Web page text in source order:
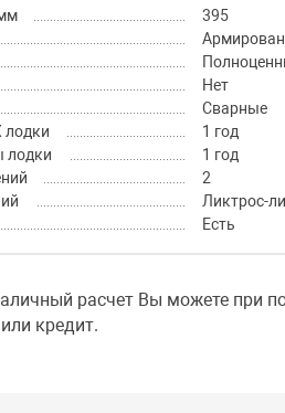
395
Нет
Сварные
лодки
1 год
лодки
1 год
2
Ликтрос-
Есть
расчет Вы можете при
кредит.